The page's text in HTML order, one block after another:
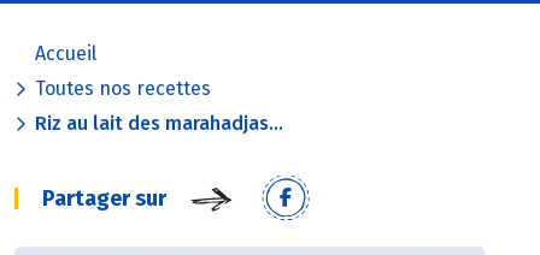
Accueil
Toutes nos recettes
Riz au lait des marahadjas...
Partager sur